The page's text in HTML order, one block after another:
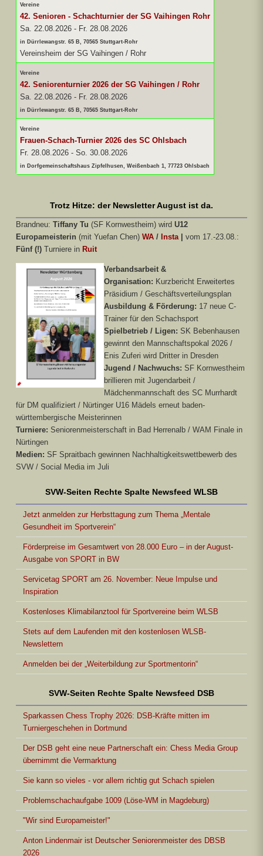
Vereine
42. Senioren - Schachturnier der SG Vaihingen Rohr
Sa. 22.08.2026 - Fr. 28.08.2026
in Dürrlewangstr. 65 B, 70565 Stuttgart-Rohr
Vereinsheim der SG Vaihingen / Rohr
Vereine
42. Seniorenturnier 2026 der SG Vaihingen / Rohr
Sa. 22.08.2026 - Fr. 28.08.2026
in Dürrlewangstr. 65 B, 70565 Stuttgart-Rohr
Vereine
Frauen-Schach-Turnier 2026 des SC Ohlsbach
Fr. 28.08.2026 - So. 30.08.2026
in Dorfgemeinschaftshaus Zipfelhusen, Weißenbach 1, 77723 Ohlsbach
Trotz Hitze: der Newsletter August ist da.
Brandneu: Tiffany Tu (SF Kornwestheim) wird U12
Europameisterin (mit Yuefan Chen) WA / Insta| vom 17.-23.08.:
Fünf (!) Turniere in Ruit
Verbandsarbeit &
Organisation: Kurzbericht Erweitertes
Präsidium / Geschäftsverteilungsplan
Ausbildung & Förderung: 17 neue C-
Trainer für den Schachsport
Spielbetrieb / Ligen: SK Bebenhausen
gewinnt den Mannschaftspokal 2026 /
Enis Zuferi wird Dritter in Dresden
Jugend / Nachwuchs: SF Kornwestheim
brillieren mit Jugendarbeit /
Mädchenmannschaft des SC Murrhardt
für DM qualifiziert / Nürtinger U16 Mädels erneut baden-
württembergische Meisterinnen
Turniere: Seniorenmeisterschaft in Bad Herrenalb / WAM Finale in
Nürtingen
Medien: SF Spraitbach gewinnen Nachhaltigkeitswettbewerb des
SVW / Social Media im Juli
SVW-Seiten Rechte Spalte Newsfeed WLSB
Jetzt anmelden zur Herbsttagung zum Thema „Mentale
Gesundheit im Sportverein“
Förderpreise im Gesamtwert von 28.000 Euro – in der August-
Ausgabe von SPORT in BW
Servicetag SPORT am 26. November: Neue Impulse und
Inspiration
Kostenloses Klimabilanztool für Sportvereine beim WLSB
Stets auf dem Laufenden mit den kostenlosen WLSB-
Newslettern
Anmelden bei der „Weiterbildung zur Sportmentorin“
SVW-Seiten Rechte Spalte Newsfeed DSB
Sparkassen Chess Trophy 2026: DSB-Kräfte mitten im
Turniergeschehen in Dortmund
Der DSB geht eine neue Partnerschaft ein: Chess Media Group
übernimmt die Vermarktung
Sie kann so vieles - vor allem richtig gut Schach spielen
Problemschachaufgabe 1009 (Löse-WM in Magdeburg)
"Wir sind Europameister!"
Anton Lindenmair ist Deutscher Seniorenmeister des DBSB
2026